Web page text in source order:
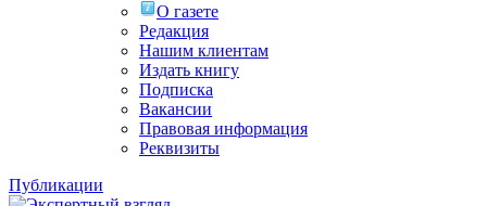
О газете
Редакция
Нашим клиентам
Издать книгу
Подписка
Вакансии
Правовая информация
Реквизиты
Публикации